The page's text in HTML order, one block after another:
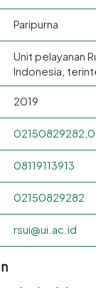
Paripurna
Unit pelayanan
Indonesia,
2019
08119113913
02150829282
rsui@ui.ac.id